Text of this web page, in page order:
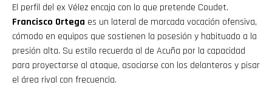
El perfil del ex Vélez encaja con lo que pretende Coudet.
Francisco Ortega es un lateral de marcada vocación ofensiva,
cómodo en equipos que sostienen la posesión y habituado a la
presión alta. Su estilo recuerda al de Acuña por la capacidad
para proyectarse al ataque, asociarse con los delanteros y pisar
el área rival con frecuencia.